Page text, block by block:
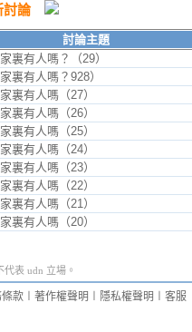
討論
討論主題
裏有人嗎？（29）
裏有人嗎？928）
裏有人嗎（27）
裏有人嗎（26）
裏有人嗎（25）
裏有人嗎（24）
裏有人嗎（23）
裏有人嗎（22）
裏有人嗎（21）
裏有人嗎（20）
表 udn 立場。
款 著作權聲明 隱私權聲明 客服